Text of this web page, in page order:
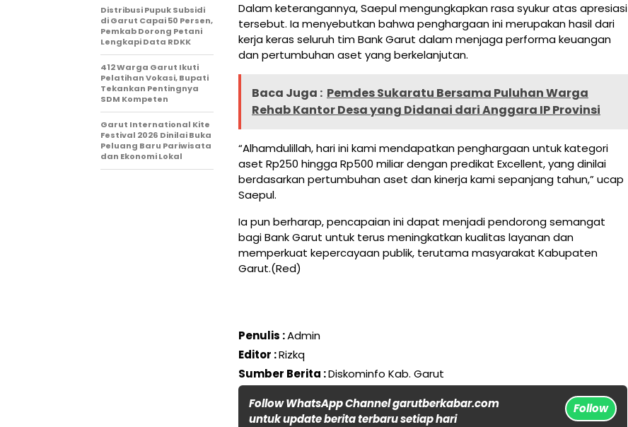
Dalam keterangannya, Saepul mengungkapkan rasa syukur atas apresiasi
tersebut. Ia menyebutkan bahwa penghargaan ini merupakan hasil dari
kerja keras seluruh tim Bank Garut dalam menjaga performa keuangan
dan pertumbuhan aset yang berkelanjutan.
Baca Juga : Pemdes Sukaratu Bersama Puluhan Warga
Rehab Kantor Desa yang Didanai dari Anggara IP Provinsi
“Alhamdulillah, hari ini kami mendapatkan penghargaan untuk kategori
aset Rp250 hingga Rp500 miliar dengan predikat Excellent, yang dinilai
berdasarkan pertumbuhan aset dan kinerja kami sepanjang tahun,” ucap
Saepul.
Ia pun berharap, pencapaian ini dapat menjadi pendorong semangat
bagi Bank Garut untuk terus meningkatkan kualitas layanan dan
memperkuat kepercayaan publik, terutama masyarakat Kabupaten
Garut.(Red)
Penulis :Admin
Editor :Rizkq
Sumber Berita :Diskominfo Kab. Garut
Follow WhatsApp Channel garutberkabar.com
untuk update berita terbaru setiap hari
Follow
Distribusi Pupuk Subsidi
di Garut Capai 50 Persen,
Pemkab Dorong Petani
Lengkapi Data RDKK
412 Warga Garut Ikuti
Pelatihan Vokasi, Bupati
Tekankan Pentingnya
SDM Kompeten
Garut International Kite
Festival 2026 Dinilai Buka
Peluang Baru Pariwisata
dan Ekonomi Lokal